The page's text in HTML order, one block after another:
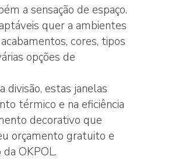
a sensação de espaço.
quer a ambientes
cores, tipos
opções de
divisão, estas janelas
térmico e na eficiência
decorativo que
orçamento gratuito e
OKPOL.